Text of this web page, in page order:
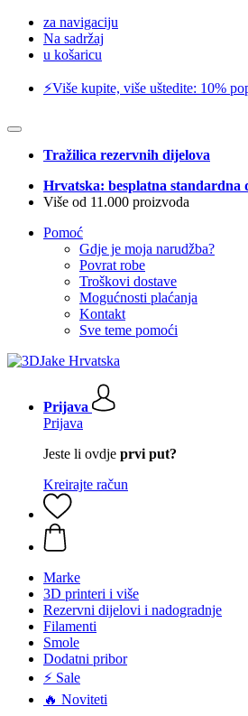
za navigaciju
Na sadržaj
u košaricu
⚡️Više kupite, više uštedite: 10%
Tražilica rezervnih dijelova
Hrvatska: besplatna standardna
Više od 11.000 proizvoda
Pomoć
Gdje je moja narudžba?
Povrat robe
Troškovi dostave
Mogućnosti plaćanja
Kontakt
Sve teme pomoći
Prijava
Prijava
Jeste li ovdje prvi put?
Kreirajte račun
Marke
3D printeri i više
Rezervni dijelovi i nadogradnje
Filamenti
Smole
Dodatni pribor
⚡ Sale
🔥 Noviteti